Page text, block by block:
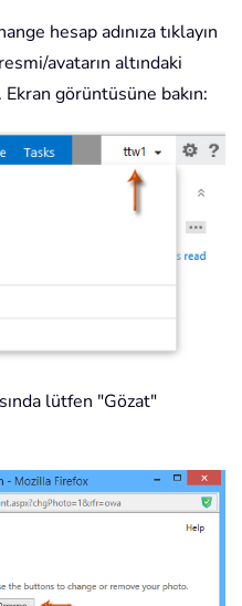
hesap adınıza tıklayın
avatarın altındaki
görüntüsüne bakın:
lütfen "Gözat"